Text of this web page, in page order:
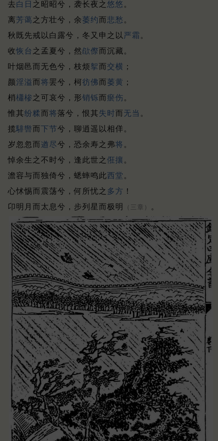
去白日 之昭昭兮，袭长夜之 悠悠 。
离芳蔼 之方壮兮，余萎约而悲愁 。
秋既先戒以白露兮，冬又申之以 严霜 。
收恢台 之孟夏兮，然欿傺而沉藏。
叶烟邑而无色兮，枝烦挐而交横 ；
颜淫溢而将罢兮，柯彷佛而萎黄 ；
梢櫹椮 之可哀兮，形销铄而瘀伤 。
惟其纷糅而将落兮，恨其失时而无当 。
揽騑辔而下节兮，聊逍遥以相佯。
岁忽忽而遒尽兮，恐余寿之弗将 。
悼余生之不时兮，逢此世之 俇攘 。
澹容与而独倚兮，蟋蟀鸣此西堂 。
心怵惕而震荡兮，何所忧之 多方 ！
卬明月而太息兮，步列星而极明
（三章） 。